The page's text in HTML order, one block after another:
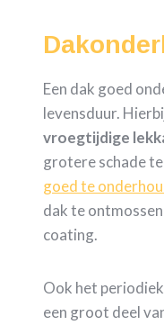
Een dak goed
levensduur.
vroegtijdige
grotere schade
goed te
dak te
coating.
Ook het periodiek
een groot deel